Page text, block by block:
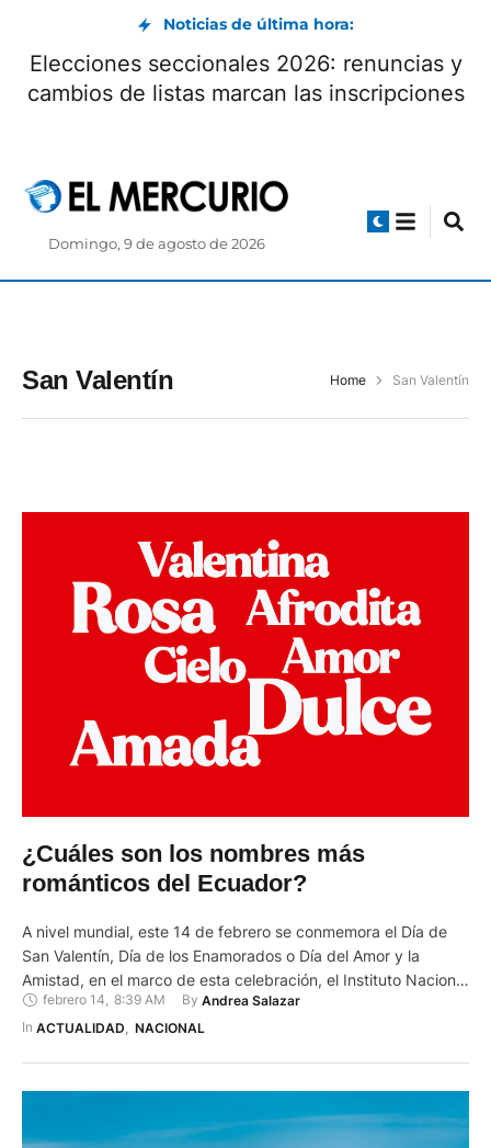
Noticias de última hora:
Elecciones seccionales 2026: renuncias y
cambios de listas marcan las inscripciones
Domingo, 9 de agosto de 2026
San Valentín Home San Valentín
¿Cuáles son los nombres más
románticos del Ecuador?
A nivel mundial, este 14 de febrero se conmemora el Día de
San Valentín, Día de los Enamorados o Día del Amor y la
Amistad, en el marco de esta celebración, el Instituto Nacional
de Estadística y Censos (INEC) publicó el top 5 de los
nombres femeninos más románticos del Ecuador. De acuerdo
febrero 14, 8:39 AM By Andrea Salazar
In ACTUALIDAD NACIONAL